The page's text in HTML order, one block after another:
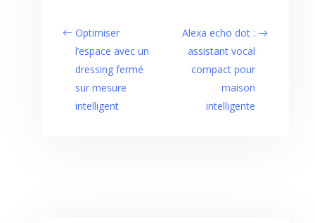
Optimiser
l’espace avec un
dressing fermé
sur mesure
intelligent
Alexa echo dot :
assistant vocal
compact pour
maison
intelligente